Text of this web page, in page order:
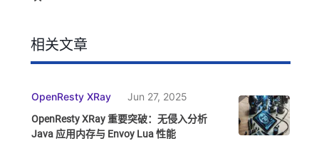
相关文章
OpenResty XRay Jun 27, 2025
OpenResty XRay 重要突破：无侵入分析
Java 应用内存与 Envoy Lua 性能